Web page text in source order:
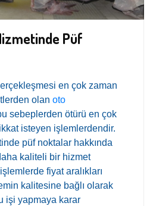
Püf
en çok zaman
olan oto
sebeplerden ötürü en çok
isteyen işlemlerdendir.
püf noktalar hakkında
kaliteli bir hizmet
fiyat aralıkları
kalitesine bağlı olarak
işi yapmaya karar